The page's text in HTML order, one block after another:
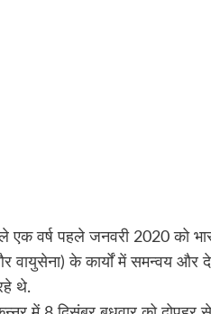
एक वर्ष पहले जनवरी 2020 को
वायुसेना) के कार्यों में समन्वय और
थे.